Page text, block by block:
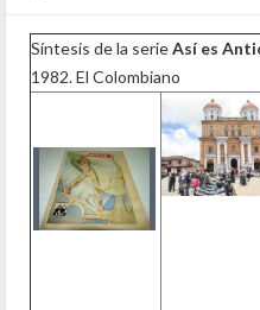
Síntesis de la serieAsí es
1982. El Colombiano